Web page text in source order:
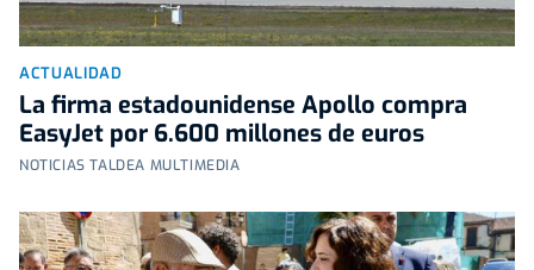
ACTUALIDAD
La firma estadounidense Apollo compra
EasyJet por 6.600 millones de euros
NOTICIAS TALDEA MULTIMEDIA